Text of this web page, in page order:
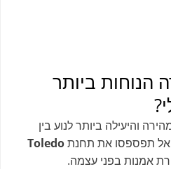
הנוחות ביותר
והיעילה ביותר לנוע בין
אל תפספסו את תחנתToledo
אמנות בפני עצמה.